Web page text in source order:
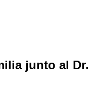
junto al Dr.